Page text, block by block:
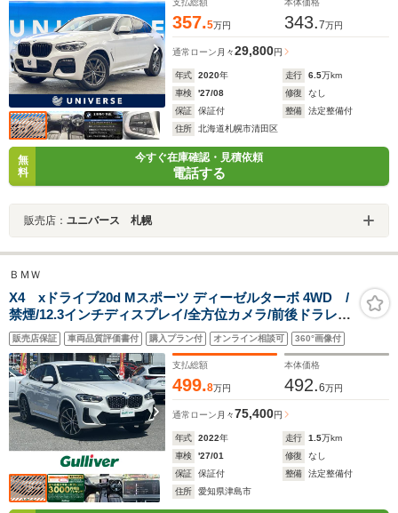
支払総額
357.5万円
本体価格
343.7万円
通常ローン 月々29,800円
年式 2020年 走行 6.5万km
車検
'27/08 修復
なし
保証
保証付 整備
法定整備付
住所
北海道札幌市清田区
無
料
今すぐ在庫確認・見積依頼
電話する
販売店： ユニバース 札幌
ＢＭＷ
X4 xドライブ20d Mスポーツ ディーゼルターボ 4WD /
禁煙/12.3インチディスプレイ/全方位カメラ/前後ドラレ
コ/HUD/PBD/ACC/レザーシート/シートヒーター/パドル
シフト/Mスポーツサスペンション/インテリジェントセー
フティ/スペアキー
販売店保証 車両品質評価書付 購入プラン付 オンライン相談可 360°画像付
支払総額
499.8万円
本体価格
492.6万円
通常ローン 月々75,400円
年式 2022年 走行 1.5万km
車検
'27/01 修復
なし
保証
保証付 整備
法定整備付
住所
愛知県津島市